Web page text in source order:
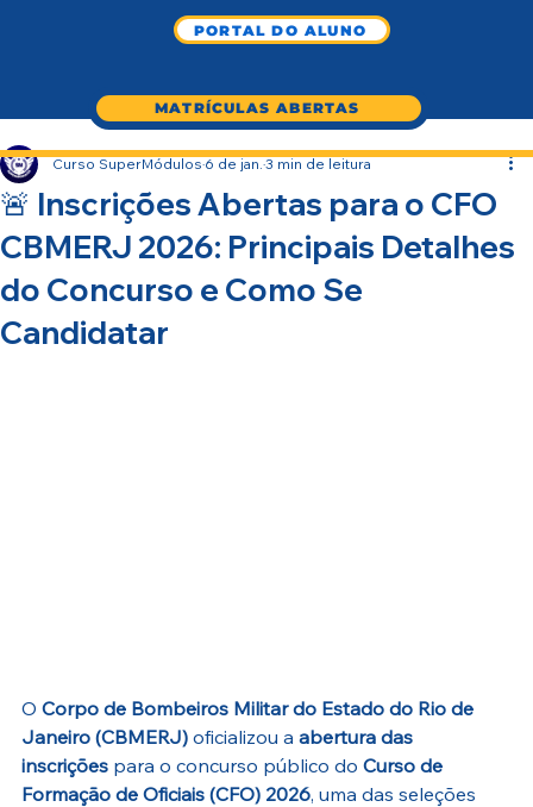
MATRÍCULAS ABERTAS
PORTAL DO ALUNO
🚨 Inscrições Abertas para o CFO
CBMERJ 2026: Principais Detalhes
do Concurso e Como Se
Candidatar
Curso SuperMódulos 6 de jan. 3 min de leitura
O Corpo de Bombeiros Militar do Estado do Rio de
Janeiro (CBMERJ) oficializou a abertura das
inscrições para o concurso público do Curso de
Formação de Oficiais (CFO) 2026, uma das seleções